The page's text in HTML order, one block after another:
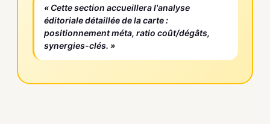
« Cette section accueillera l'analyse
éditoriale détaillée de la carte :
positionnement méta, ratio coût/dégâts,
synergies-clés. »